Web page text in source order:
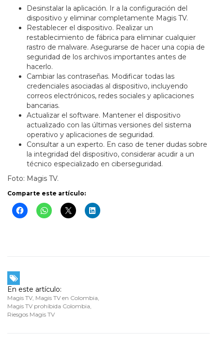
Desinstalar la aplicación. Ir a la configuración del
dispositivo y eliminar completamente Magis TV.
Restablecer el dispositivo. Realizar un
restablecimiento de fábrica para eliminar cualquier
rastro de malware. Asegurarse de hacer una copia de
seguridad de los archivos importantes antes de
hacerlo.
Cambiar las contraseñas. Modificar todas las
credenciales asociadas al dispositivo, incluyendo
correos electrónicos, redes sociales y aplicaciones
bancarias.
Actualizar el software. Mantener el dispositivo
actualizado con las últimas versiones del sistema
operativo y aplicaciones de seguridad.
Consultar a un experto. En caso de tener dudas sobre
la integridad del dispositivo, considerar acudir a un
técnico especializado en ciberseguridad.
Foto: Magis TV.
Comparte este artículo:
En este artículo:
Magis TV, Magis TV en Colombia,
Magis TV prohíbida Colombia,
Riesgos Magis TV